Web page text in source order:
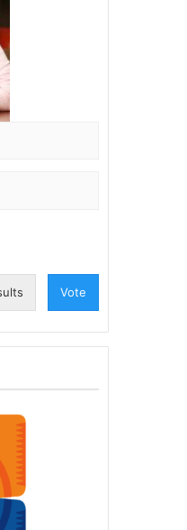
Vote